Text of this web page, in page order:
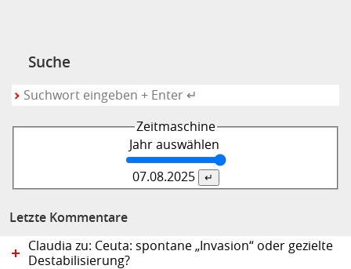
Suche
Zeitmaschine
Jahr auswählen
07.08.2025
Letzte Kommentare
Claudia zu: Ceuta: spontane „Invasion“ oder gezielte
Destabilisierung?